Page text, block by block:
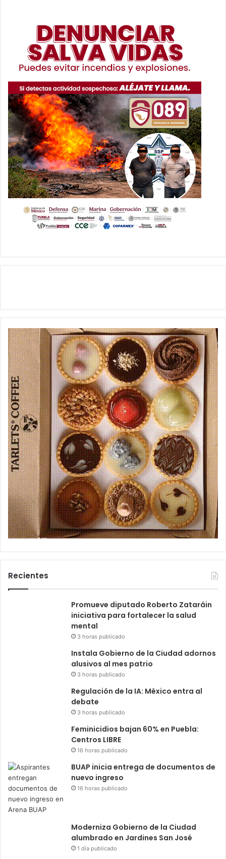
Recientes
Promueve diputado Roberto Zataráin
iniciativa para fortalecer la salud
mental
3 horas publicado
Instala Gobierno de la Ciudad adornos
alusivos al mes patrio
3 horas publicado
Regulación de la IA: México entra al
debate
3 horas publicado
Feminicidios bajan 60% en Puebla:
Centros LIBRE
16 horas publicado
BUAP inicia entrega de documentos de
nuevo ingreso
16 horas publicado
Moderniza Gobierno de la Ciudad
alumbrado en Jardines San José
1 día publicado